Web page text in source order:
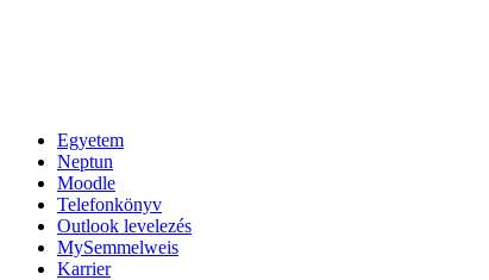
Egyetem
Neptun
Moodle
Telefonkönyv
Outlook levelezés
MySemmelweis
Karrier